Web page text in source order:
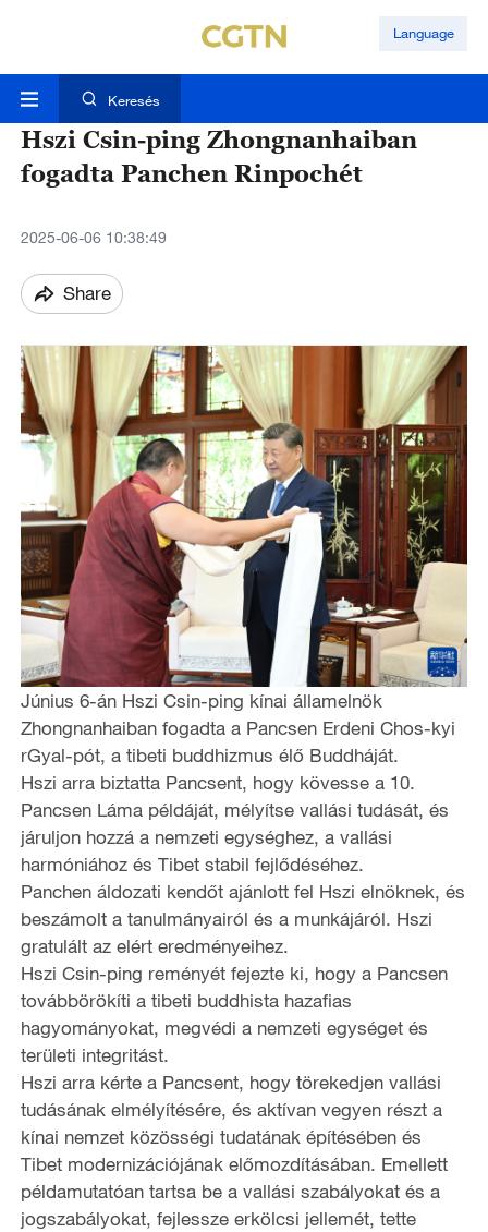
Language
Keresés
Hszi Csin-ping Zhongnanhaiban
fogadta Panchen Rinpochét
2025-06-06 10:38:49
Share
Június 6-án Hszi Csin-ping kínai államelnök
Zhongnanhaiban fogadta a Pancsen Erdeni Chos-kyi
rGyal-pót, a tibeti buddhizmus élő Buddháját.
Hszi arra biztatta Pancsent, hogy kövesse a 10.
Pancsen Láma példáját, mélyítse vallási tudását, és
járuljon hozzá a nemzeti egységhez, a vallási
harmóniához és Tibet stabil fejlődéséhez.
Panchen áldozati kendőt ajánlott fel Hszi elnöknek, és
beszámolt a tanulmányairól és a munkájáról. Hszi
gratulált az elért eredményeihez.
Hszi Csin-ping reményét fejezte ki, hogy a Pancsen
továbbörökíti a tibeti buddhista hazafias
hagyományokat, megvédi a nemzeti egységet és
területi integritást.
Hszi arra kérte a Pancsent, hogy törekedjen vallási
tudásának elmélyítésére, és aktívan vegyen részt a
kínai nemzet közösségi tudatának építésében és
Tibet modernizációjának előmozdításában. Emellett
példamutatóan tartsa be a vallási szabályokat és a
jogszabályokat, fejlessze erkölcsi jellemét, tette